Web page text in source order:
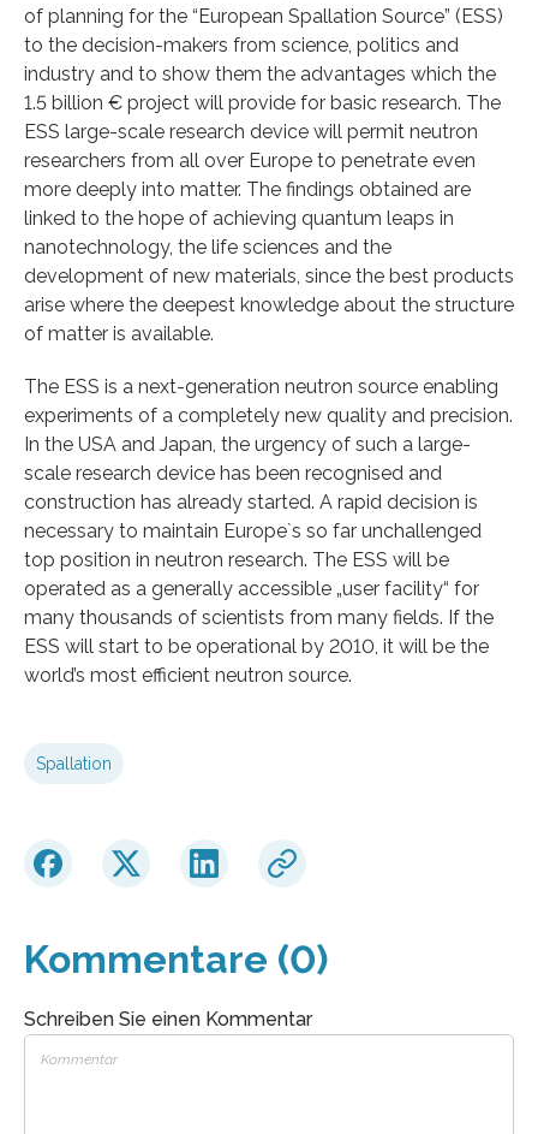
of planning for the “European Spallation Source” (ESS)
to the decision-makers from science, politics and
industry and to show them the advantages which the
1.5 billion € project will provide for basic research. The
ESS large-scale research device will permit neutron
researchers from all over Europe to penetrate even
more deeply into matter. The findings obtained are
linked to the hope of achieving quantum leaps in
nanotechnology, the life sciences and the
development of new materials, since the best products
arise where the deepest knowledge about the structure
of matter is available.
The ESS is a next-generation neutron source enabling
experiments of a completely new quality and precision.
In the USA and Japan, the urgency of such a large-
scale research device has been recognised and
construction has already started. A rapid decision is
necessary to maintain Europe`s so far unchallenged
top position in neutron research. The ESS will be
operated as a generally accessible „user facility“ for
many thousands of scientists from many fields. If the
ESS will start to be operational by 2010, it will be the
world’s most efficient neutron source.
Spallation
Kommentare (0)
Schreiben Sie einen Kommentar